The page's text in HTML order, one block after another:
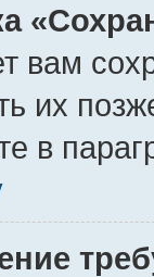
вам
их
в